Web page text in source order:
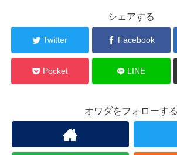
シェアする
Twitter Facebook
Pocket LINE
オワダをフォローする